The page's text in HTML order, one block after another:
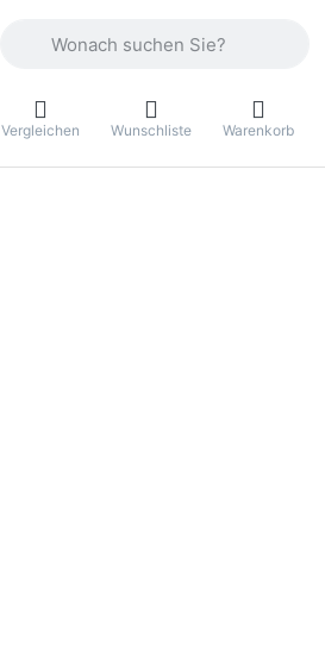
Vergleichen Wunschliste Warenkorb